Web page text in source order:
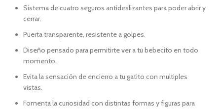
Sistema de cuatro seguros antideslizantes para poder abrir y
cerrar.
Puerta transparente, resistente a golpes.
Diseño pensado para permitirte ver a tu bebecito en todo
momento.
Evita la sensación de encierro a tu gatito con multiples
vistas.
Fomenta la curiosidad con distintas formas y figuras para